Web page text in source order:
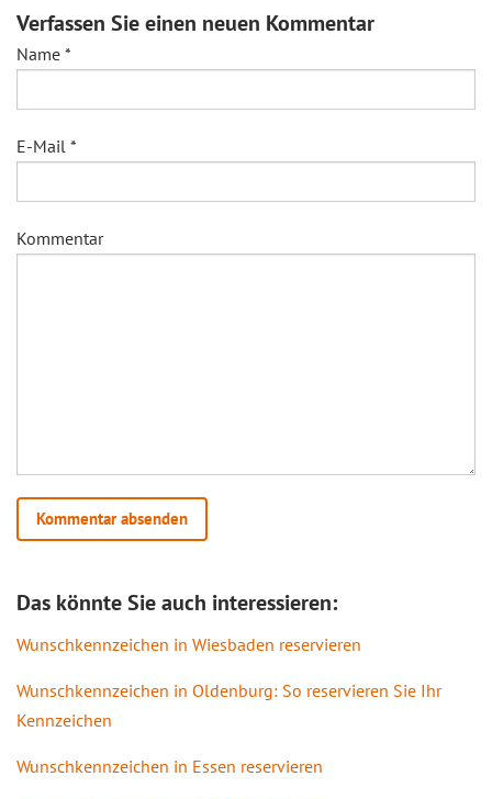
Verfassen Sie einen neuen Kommentar
Name *
E-Mail *
Kommentar
Das könnte Sie auch interessieren:
Wunschkennzeichen in Wiesbaden reservieren
Wunschkennzeichen in Oldenburg: So reservieren Sie Ihr
Kennzeichen
Wunschkennzeichen in Essen reservieren